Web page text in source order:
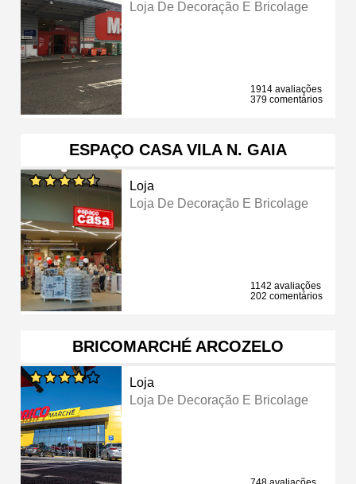
Loja De Decoração E Bricolage
1914 avaliações
379 comentários
ESPAÇO CASA VILA N. GAIA
Loja
Loja De Decoração E Bricolage
1142 avaliações
202 comentários
BRICOMARCHÉ ARCOZELO
Loja
Loja De Decoração E Bricolage